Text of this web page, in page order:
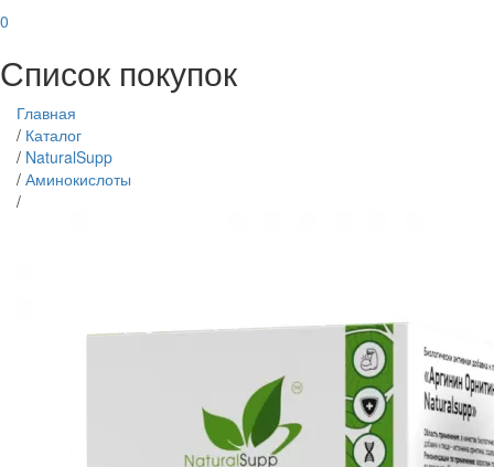
0
Список покупок
Главная
/ Каталог
/ NaturalSupp
/ Аминокислоты
/